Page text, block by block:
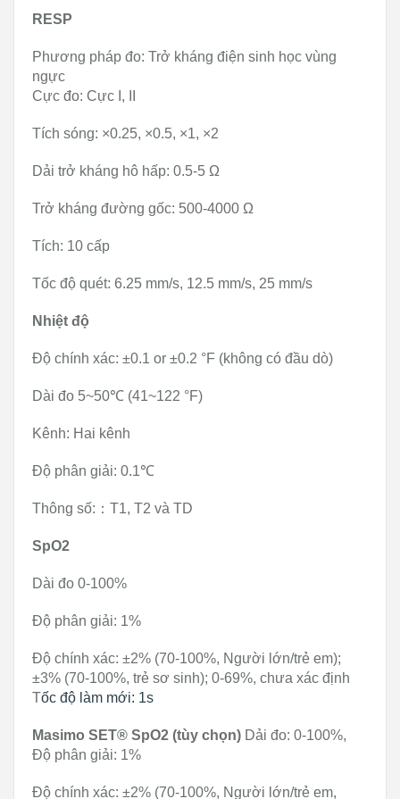
RESP
Phương pháp đo: Trở kháng điện sinh học vùng
ngực
Cực đo: Cực I, II
Tích sóng: ×0.25, ×0.5, ×1, ×2
Dải trở kháng hô hấp: 0.5-5 Ω
Trở kháng đường gốc: 500-4000 Ω
Tích: 10 cấp
Tốc độ quét: 6.25 mm/s, 12.5 mm/s, 25 mm/s
Nhiệt độ
Độ chính xác: ±0.1 or ±0.2 °F (không có đầu dò)
Dài đo 5~50℃ (41~122 °F)
Kênh: Hai kênh
Độ phân giải: 0.1℃
Thông số:：T1, T2 và TD
SpO2
Dài đo 0-100%
Độ phân giải: 1%
Độ chính xác: ±2% (70-100%, Người lớn/trẻ em);
±3% (70-100%, trẻ sơ sinh); 0-69%, chưa xác định
Tốc độ làm mới: 1s
Masimo SET® SpO2 (tùy chọn) Dải đo: 0-100%,
Độ phân giải: 1%
Độ chính xác: ±2% (70-100%, Người lớn/trẻ em,